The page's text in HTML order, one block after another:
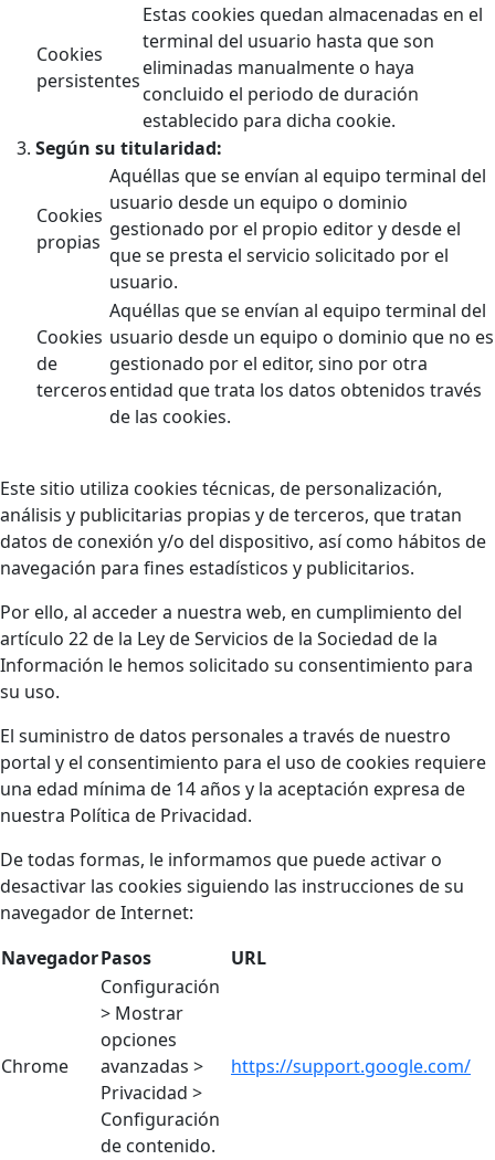
Cookies
persistentes
Estas cookies quedan almacenadas en el
terminal del usuario hasta que son
eliminadas manualmente o haya
concluido el periodo de duración
establecido para dicha cookie.
Según su titularidad:
Cookies
propias
Aquéllas que se envían al equipo terminal del
usuario desde un equipo o dominio
gestionado por el propio editor y desde el
que se presta el servicio solicitado por el
usuario.
Cookies
de
terceros
Aquéllas que se envían al equipo terminal del
usuario desde un equipo o dominio que no es
gestionado por el editor, sino por otra
entidad que trata los datos obtenidos través
de las cookies.
Este sitio utiliza cookies técnicas, de personalización,
análisis y publicitarias propias y de terceros, que tratan
datos de conexión y/o del dispositivo, así como hábitos de
navegación para fines estadísticos y publicitarios.
Por ello, al acceder a nuestra web, en cumplimiento del
artículo 22 de la Ley de Servicios de la Sociedad de la
Información le hemos solicitado su consentimiento para
su uso.
El suministro de datos personales a través de nuestro
portal y el consentimiento para el uso de cookies requiere
una edad mínima de 14 años y la aceptación expresa de
nuestra Política de Privacidad.
De todas formas, le informamos que puede activar o
desactivar las cookies siguiendo las instrucciones de su
navegador de Internet:
NavegadorPasos URL
Chrome
Configuración
> Mostrar
opciones
avanzadas >
Privacidad >
Configuración
de contenido.
https://support.google.com/